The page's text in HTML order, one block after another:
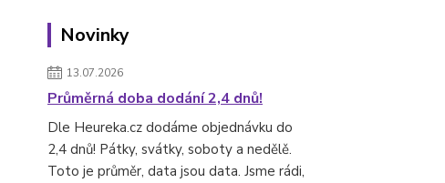
Novinky
13.07.2026
Průměrná doba dodání 2,4 dnů!
Dle Heureka.cz dodáme objednávku do
2,4 dnů! Pátky, svátky, soboty a nedělě.
Toto je průměr, data jsou data. Jsme rádi,